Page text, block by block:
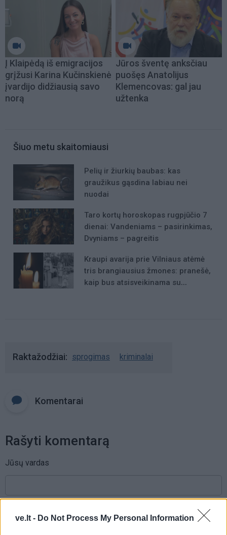
ve.lt - Do Not Process My Personal Information
Į Klaipėdą iš emigracijos
grįžusi Karina Kučinskienė
įvardijo didžiausią savo
norą
Jūros šventę anksčiau
puošęs Anatolijus
Klemencovas: gal jau
užtenka
Šiuo metu skaitomiausi
Pelių ir žiurkių baubas: kas
graužikus gąsdina labiau nei
nuodai
Taro kortų horoskopas rugpjūčio 7
dienai: Vandeniams – pasirinkimas,
Dvyniams – pagreitis
Kraupi avarija prie Vilniaus atėmė
tris brangiausius žmones: pranešė,
kaip bus atsisveikinama su
Raktažodžiai sprogimas kriminalai
Komentarai
Rašyti komentarą
Jūsų vardas